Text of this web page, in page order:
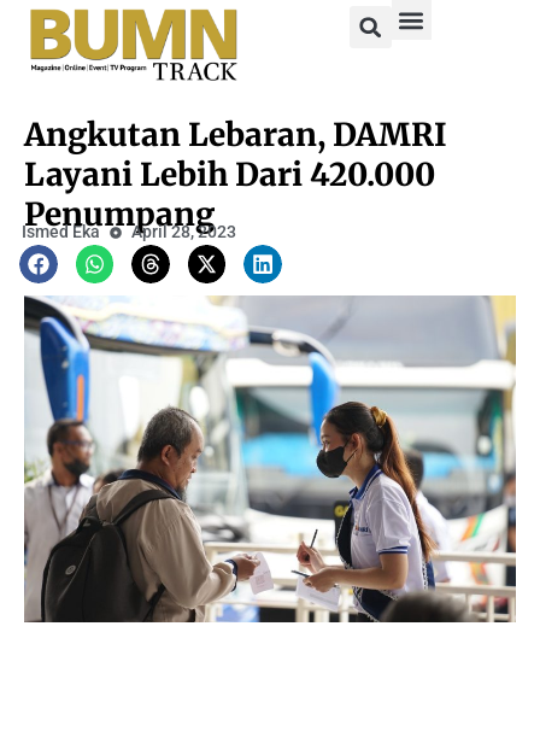
Angkutan Lebaran, DAMRI
Layani Lebih Dari 420.000
Penumpang
Ismed Eka April 28, 2023